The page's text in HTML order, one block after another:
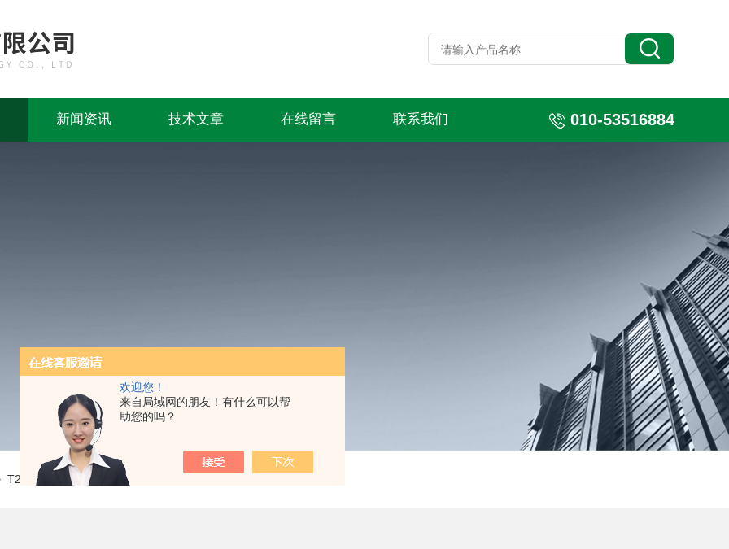
欢迎您！
来自局域网的朋友！有什么可以帮
助您的吗？
新闻资讯 技术文章 在线留言 联系我们 010-53516884
人畸胎癌细胞 NCCIT CLH1171